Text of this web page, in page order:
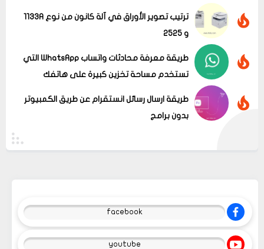
ترتيب تصوير الأوراق في آلة كانون من نوع 1133A
و 2525
طريقة معرفة محادثات واتساب WhatsApp التي
تستخدم مساحة تخزين كبيرة على هاتفك
طريقة ارسال رسائل انستقرام عن طريق الكمبيوتر
بدون برامج
facebook
youtube